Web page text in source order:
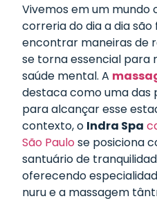
Vivemos em um mundo
correria do dia a dia são
encontrar maneiras de
se torna essencial para
saúde mental. A
destaca como uma das
para alcançar esse
contexto, o Indra Spa
São Paulo se posiciona
santuário de
oferecendo
nuru e a massagem